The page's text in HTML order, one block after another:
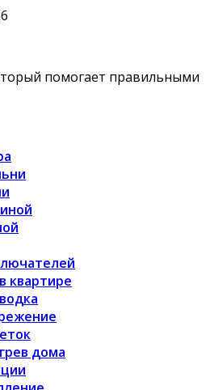
помогает правильными
квартире
дома